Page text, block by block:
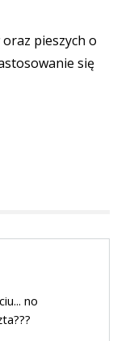
pieszych o
się
no